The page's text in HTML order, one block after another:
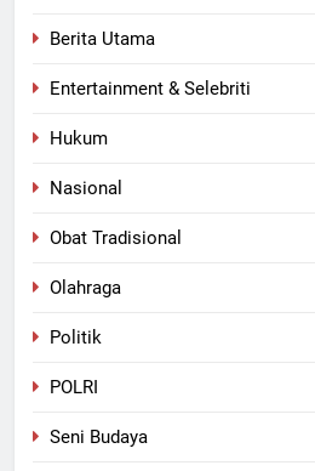
Berita Utama
Entertainment & Selebriti
Hukum
Nasional
Obat Tradisional
Olahraga
Politik
POLRI
Seni Budaya